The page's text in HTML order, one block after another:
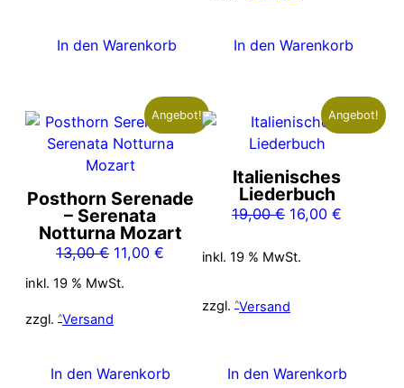
In den Warenkorb In den Warenkorb
Angebot!
Posthorn Serenade
– Serenata
Notturna Mozart
13,00€ Ursprünglicher
Preis
11,00€ Aktueller
11,00 €.
inkl. 19 % MwSt.
zzgl. Versand
In den Warenkorb
Angebot!
Italienisches
Liederbuch
19,00€ Ursprünglicher
war:
16,00€
inkl. 19 % MwSt.
zzgl. Versand
In den Warenkorb